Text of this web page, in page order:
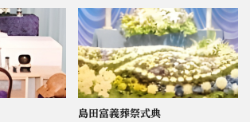
島田富義葬祭式典